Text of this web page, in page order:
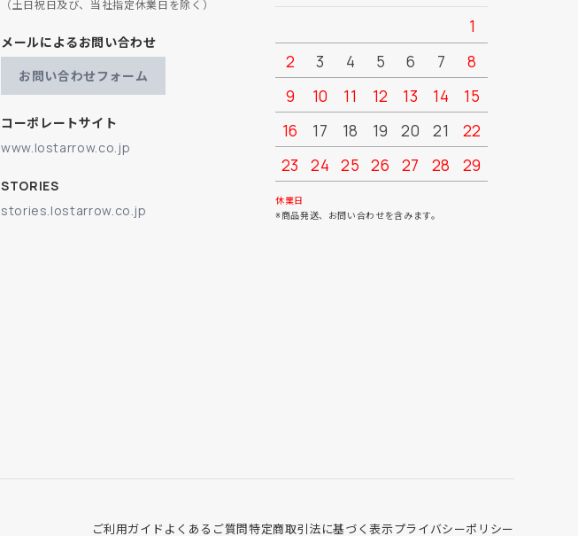
（土日祝日及び、当社指定休業日を除く）
メールによるお問い合わせ
お問い合わせフォーム
コーポレートサイト
www.lostarrow.co.jp
STORIES
stories.lostarrow.co.jp
1
2
3 4 5 6 7
8
9
10 11 12 13 14
15
16
17 18 19 20 21
22
23
24 25 26 27 28
29
30
休業日
※商品発送、お問い合わせを含みます。
ご利用ガイド よくあるご質問特定商取引法に基づく表示プライバシーポリシー